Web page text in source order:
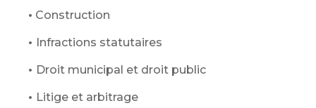
• Construction
• Infractions statutaires
• Droit municipal et droit public
• Litige et arbitrage